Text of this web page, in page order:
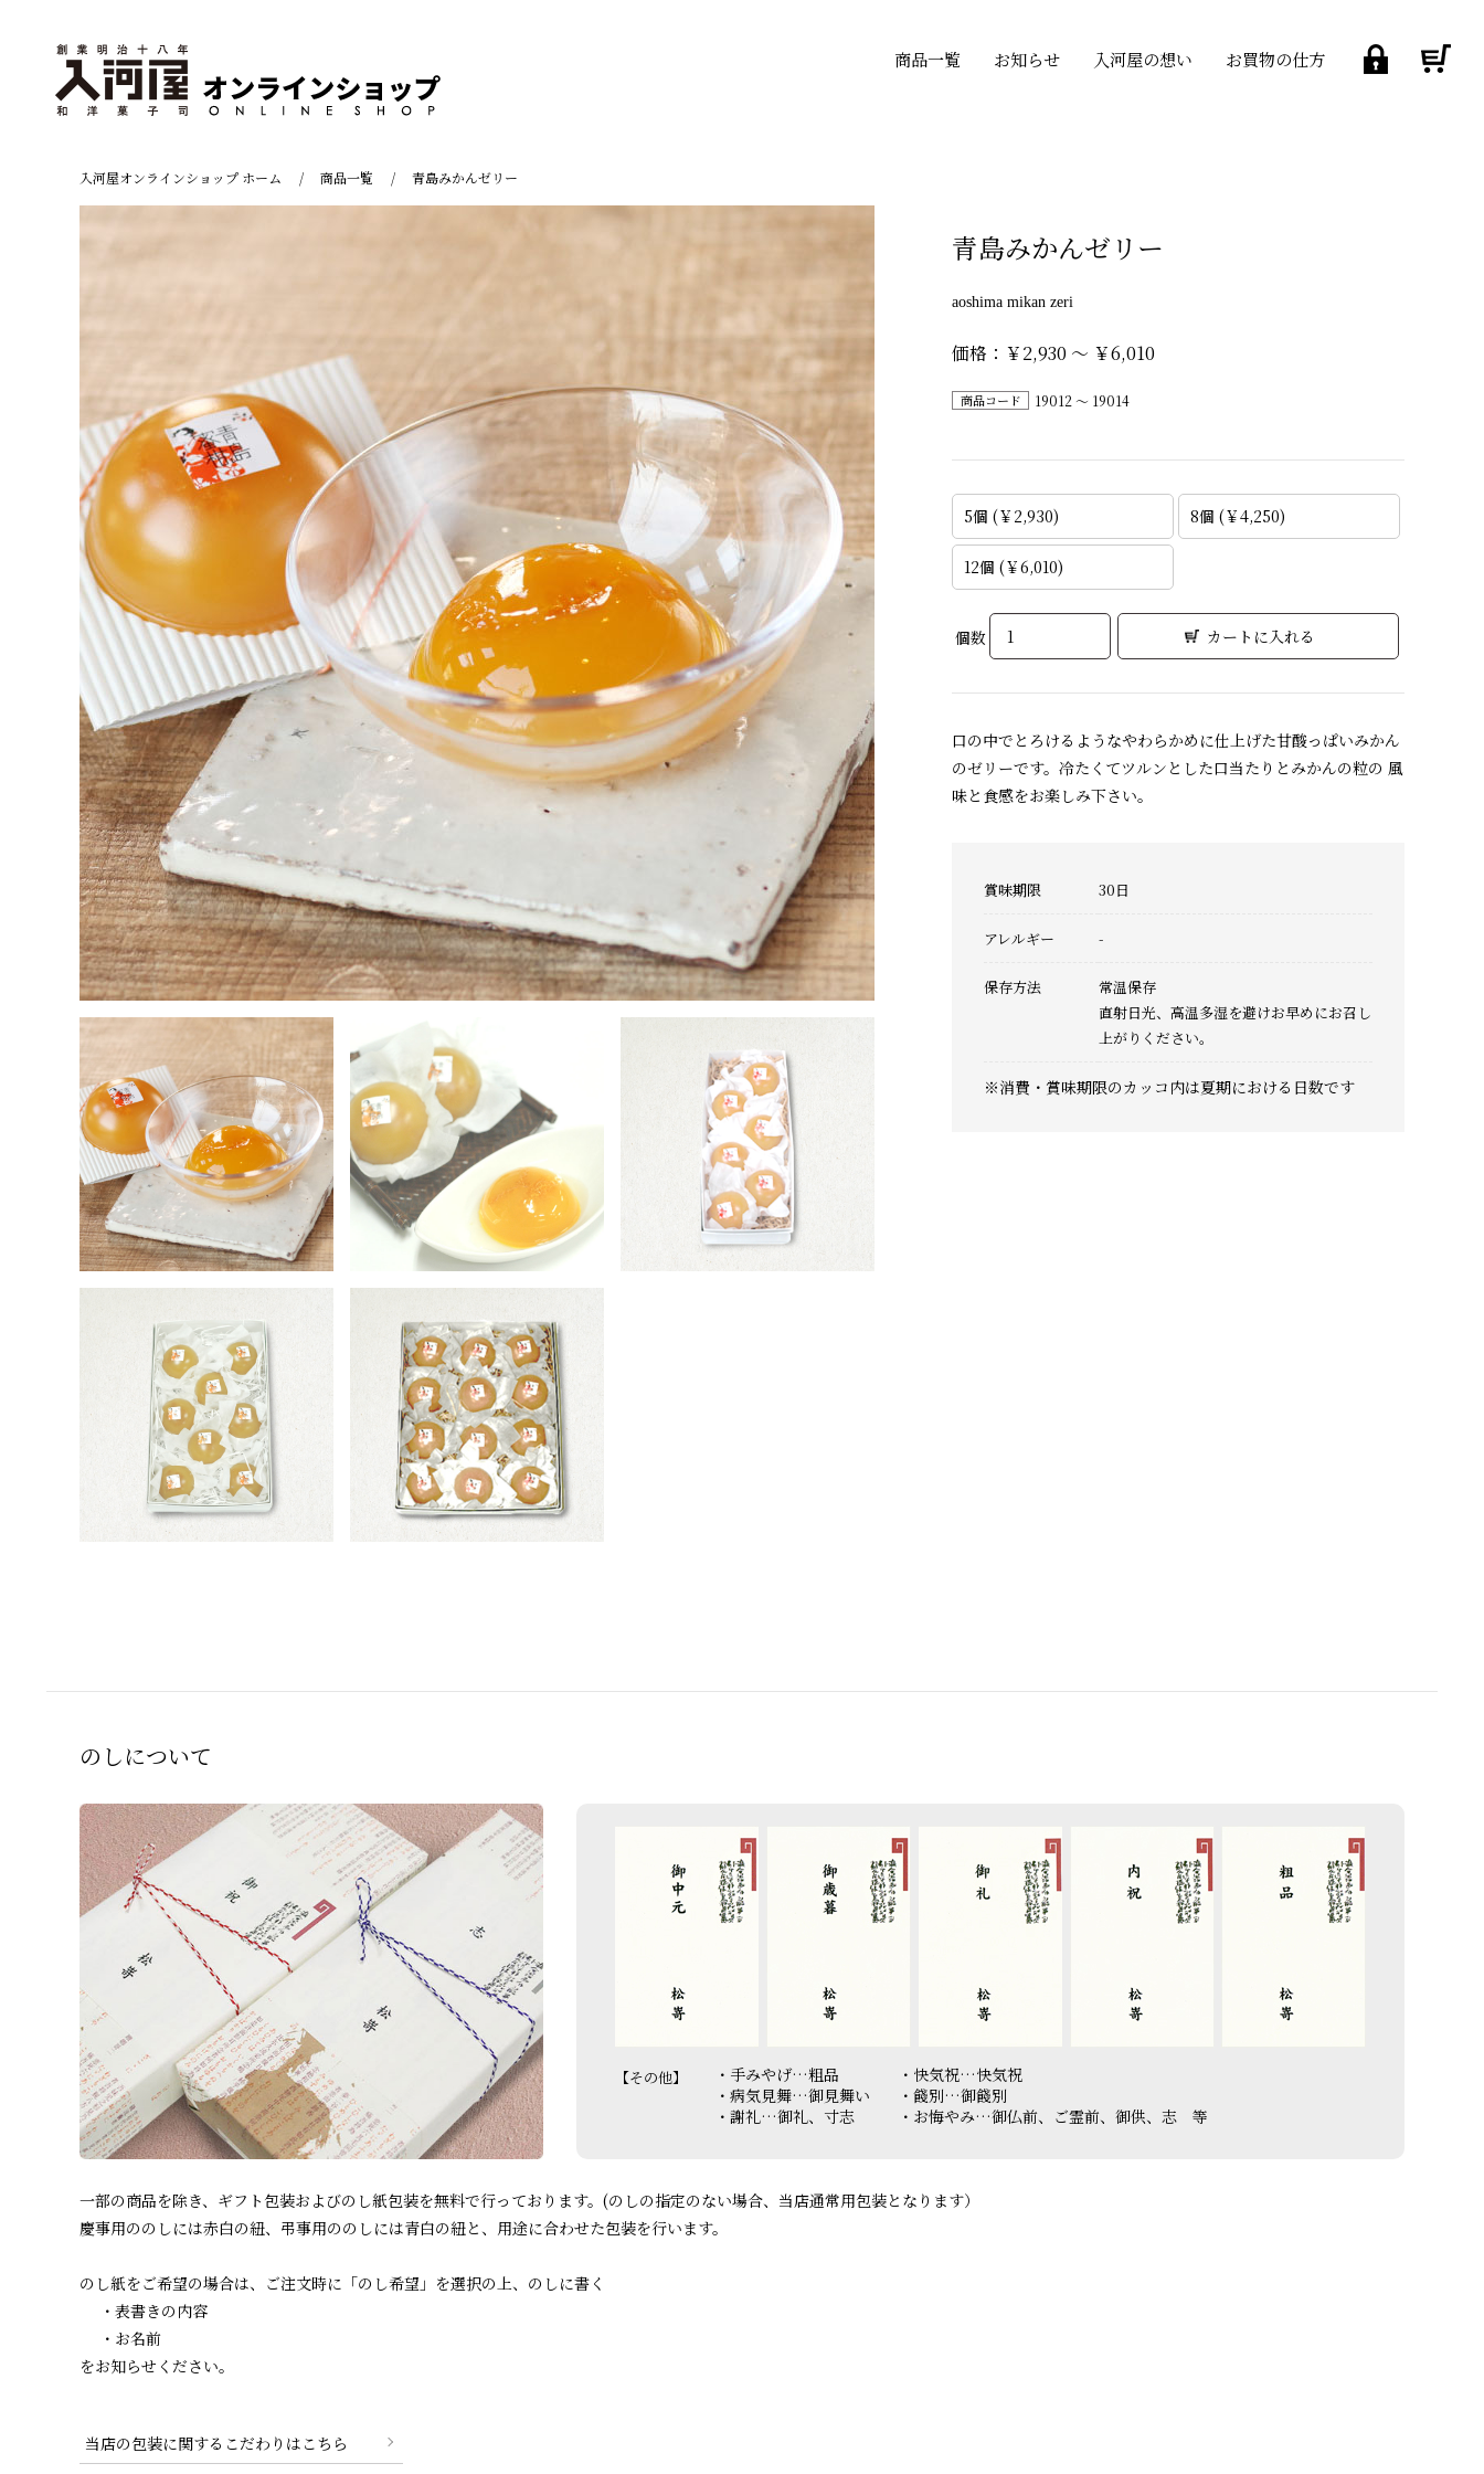
商品一覧 お知らせ 入河屋の想い お買物の仕方
入河屋オンラインショップ ホーム 商品一覧 青島みかんゼリー
青島みかんゼリー
aoshima mikan zeri
￥2,930 ～ ￥6,010
商品コード 19012 ～ 19014
5個 (￥2,930) 8個 (￥4,250)
12個 (￥6,010)
個数
口の中でとろけるようなやわらかめに仕上げた甘酸っぱいみかん
のゼリーです。冷たくてツルンとした口当たりとみかんの粒の 風
味と食感をお楽しみ下さい。
賞味期限 30日
アレルギー -
保存方法
常温保存
直射日光、高温多湿を避けお早めにお召し
上がりください。
※消費・賞味期限のカッコ内は夏期における日数です
のしについて
【その他】
手みやげ…粗品
病気見舞…御見舞い
謝礼…御礼、寸志
快気祝…快気祝
餞別…御餞別
お悔やみ…御仏前、ご霊前、御供、志 等
一部の商品を除き、ギフト包装およびのし紙包装を無料で行っております。(のしの指定のない場合、当店通常用包装となります）
慶事用ののしには赤白の紐、弔事用ののしには青白の紐と、用途に合わせた包装を行います。
のし紙をご希望の場合は、ご注文時に「のし希望」を選択の上、のしに書く
・表書きの内容
・お名前
をお知らせください。
当店の包装に関するこだわりはこちら